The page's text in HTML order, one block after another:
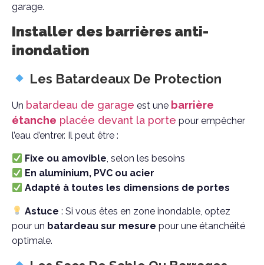
garage.
Installer des barrières anti-
inondation
Les Batardeaux De Protection
Un batardeau de garage est une barrière
étanche placée devant la porte pour empêcher
l’eau d’entrer. Il peut être :
Fixe ou amovible, selon les besoins
En aluminium, PVC ou acier
Adapté à toutes les dimensions de portes
Astuce : Si vous êtes en zone inondable, optez
pour un batardeau sur mesure pour une étanchéité
optimale.